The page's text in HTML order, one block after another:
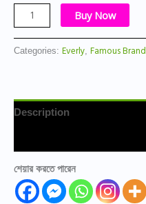
Buy Now
Categories: Everly, Famous Brand
Description
শেয়ার করতে পারেন